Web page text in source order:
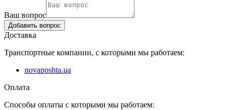
Ваш вопрос
Добавить вопрос
Доставка
Транспортные компании, с которыми мы работаем:
novaposhta.ua
Оплата
Способы оплаты с которыми мы работаем: